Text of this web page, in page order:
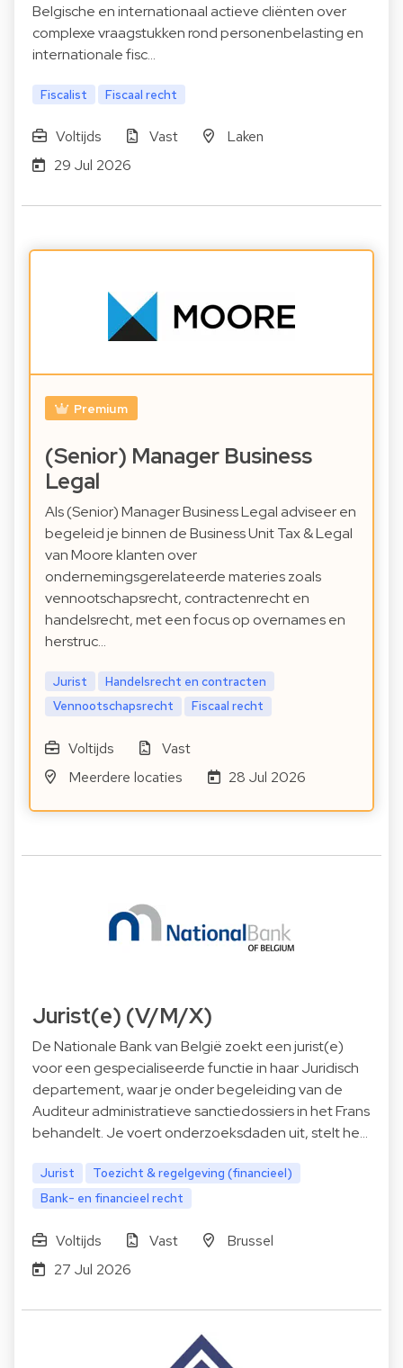
Belgische en internationaal actieve cliënten over
complexe vraagstukken rond personenbelasting en
internationale fisc…
Fiscalist Fiscaal recht
Voltijds Vast
Laken
29 Jul 2026
Premium
(Senior) Manager Business
Legal
Als (Senior) Manager Business Legal adviseer en
begeleid je binnen de Business Unit Tax & Legal
van Moore klanten over
ondernemingsgerelateerde materies zoals
vennootschapsrecht, contractenrecht en
handelsrecht, met een focus op overnames en
herstruc…
Jurist
Handelsrecht en contracten
Vennootschapsrecht
Fiscaal recht
Voltijds
Vast
Meerdere locaties
28 Jul 2026
Jurist(e) (V/M/X)
De Nationale Bank van België zoekt een jurist(e)
voor een gespecialiseerde functie in haar Juridisch
departement, waar je onder begeleiding van de
Auditeur administratieve sanctiedossiers in het Frans
behandelt. Je voert onderzoeksdaden uit, stelt he…
Jurist
Toezicht & regelgeving (financieel)
Bank- en financieel recht
Voltijds Vast
Brussel
27 Jul 2026